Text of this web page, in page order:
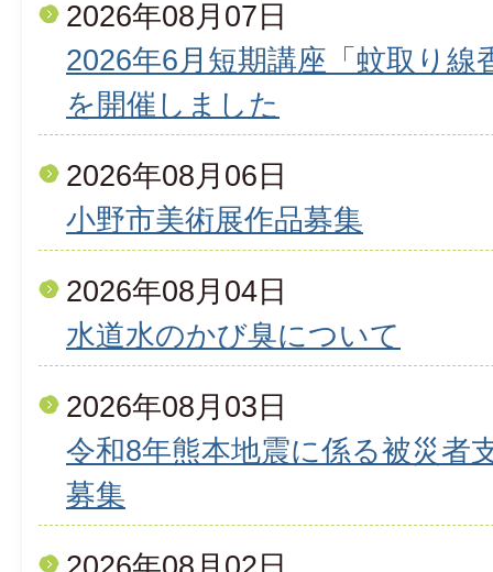
2026年08月07日
2026年6月短期講座「蚊取り
を開催しました
2026年08月06日
小野市美術展作品募集
2026年08月04日
水道水のかび臭について
2026年08月03日
令和8年熊本地震に係る被災者
募集